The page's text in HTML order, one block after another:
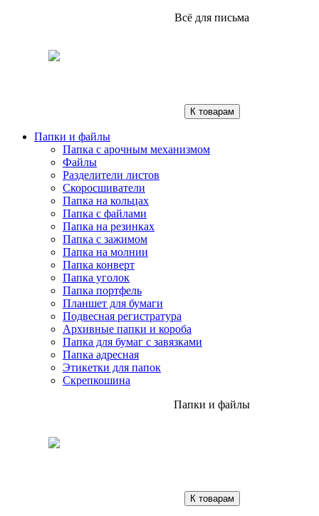
Всё для письма
К товарам
Папки и файлы
Папка с арочным механизмом
Файлы
Разделители листов
Скоросшиватели
Папка на кольцах
Папка с файлами
Папка на резинках
Папка с зажимом
Папка на молнии
Папка конверт
Папка уголок
Папка портфель
Планшет для бумаги
Подвесная регистратура
Архивные папки и короба
Папка для бумаг с завязками
Папка адресная
Этикетки для папок
Скрепкошина
Папки и файлы
К товарам